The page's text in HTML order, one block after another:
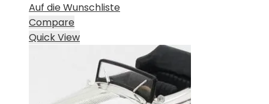
Auf die Wunschliste
Compare
Quick View